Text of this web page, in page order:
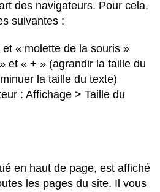
des navigateurs. Pour cela,
suivantes :
« molette de la souris »
et « + » (agrandir la taille du
la taille du texte)
: Affichage > Taille du
en haut de page, est affiché
les pages du site. Il vous